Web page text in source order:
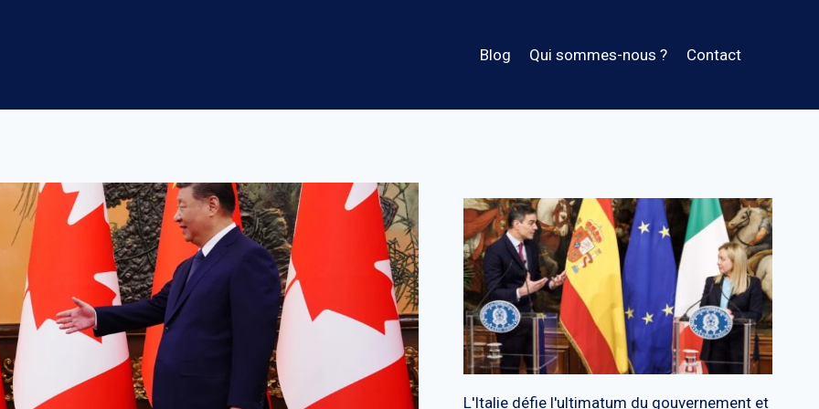
Blog Qui sommes-nous ? Contact
L'Italie défie l'ultimatum du gouvernement et